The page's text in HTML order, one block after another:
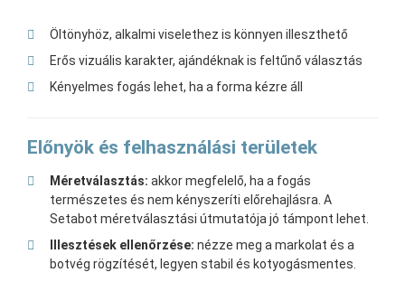
Öltönyhöz, alkalmi viselethez is könnyen illeszthető
Erős vizuális karakter, ajándéknak is feltűnő választás
Kényelmes fogás lehet, ha a forma kézre áll
Előnyök és felhasználási területek
Méretválasztás: akkor megfelelő, ha a fogás
természetes és nem kényszeríti előrehajlásra. A
Setabot méretválasztási útmutatója jó támpont lehet.
Illesztések ellenőrzése: nézze meg a markolat és a
botvég rögzítését, legyen stabil és kotyogásmentes.